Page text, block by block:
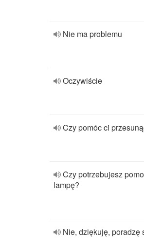
Nie ma problemu
Oczywiście
Czy pomóc ci
Czy potrzebujesz
lampę?
Nie, dziękuję, poradzę